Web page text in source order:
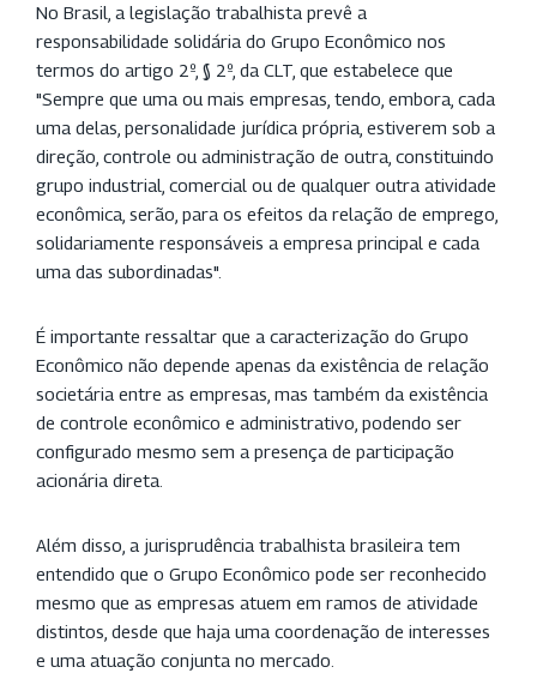
No Brasil, a legislação trabalhista prevê a
responsabilidade solidária do Grupo Econômico nos
termos do artigo 2º, § 2º, da CLT, que estabelece que
"Sempre que uma ou mais empresas, tendo, embora, cada
uma delas, personalidade jurídica própria, estiverem sob a
direção, controle ou administração de outra, constituindo
grupo industrial, comercial ou de qualquer outra atividade
econômica, serão, para os efeitos da relação de emprego,
solidariamente responsáveis a empresa principal e cada
uma das subordinadas".
É importante ressaltar que a caracterização do Grupo
Econômico não depende apenas da existência de relação
societária entre as empresas, mas também da existência
de controle econômico e administrativo, podendo ser
configurado mesmo sem a presença de participação
acionária direta.
Além disso, a jurisprudência trabalhista brasileira tem
entendido que o Grupo Econômico pode ser reconhecido
mesmo que as empresas atuem em ramos de atividade
distintos, desde que haja uma coordenação de interesses
e uma atuação conjunta no mercado.